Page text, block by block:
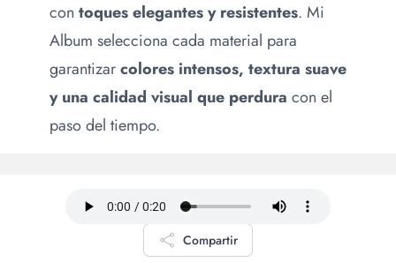
con toques elegantes y resistentes. Mi
Album selecciona cada material para
garantizarcolores intensos, textura suave
y una calidad visual que perdura con el
paso del tiempo.
Compartir